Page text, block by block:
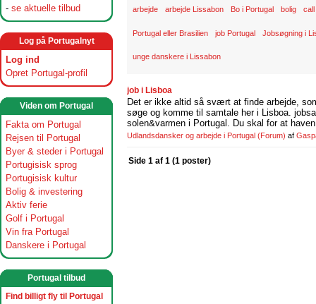
- se aktuelle tilbud
Log på Portugalnyt
Log ind
Opret Portugal-profil
Viden om Portugal
Fakta om Portugal
Rejsen til Portugal
Byer & steder i Portugal
Portugisisk sprog
Portugisisk kultur
Bolig & investering
Aktiv ferie
Golf i Portugal
Vin fra Portugal
Danskere i Portugal
Portugal tilbud
Find billigt fly til Portugal
arbejde arbejde Lissabon Bo i Portugal bolig
Portugal eller Brasilien job Portugal Jobsøgning i
unge danskere i Lissabon
job i Lisboa
Det er ikke altid så svært at finde arbejde,
søge og komme til samtale her i Lisboa.
solen&varmen i Portugal. Du skal for at
Udlandsdansker og arbejde i Portugal (Forum) af
Side 1 af 1 (1 poster)